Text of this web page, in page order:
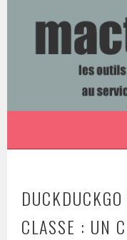
LES OUTILS
CLASSE : UN